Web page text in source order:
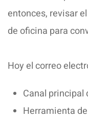
entonces, revisar
de oficina para
Hoy el correo
Canal
Herramienta